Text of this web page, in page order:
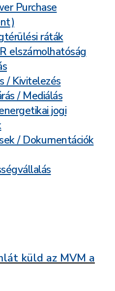
Purchase
ráták
elszámolhatóság
/ Kivitelezés
/ Mediálás
jogi
/ Dokumentációk
küld az MVM a